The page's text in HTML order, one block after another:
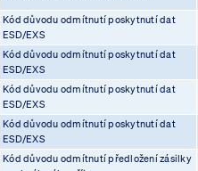
Kód důvodu odmítnutí poskytnutí dat
ESD/EXS
Kód důvodu odmítnutí poskytnutí dat
ESD/EXS
Kód důvodu odmítnutí poskytnutí dat
ESD/EXS
Kód důvodu odmítnutí poskytnutí dat
ESD/EXS
Kód důvodu odmítnutí předložení zásilky